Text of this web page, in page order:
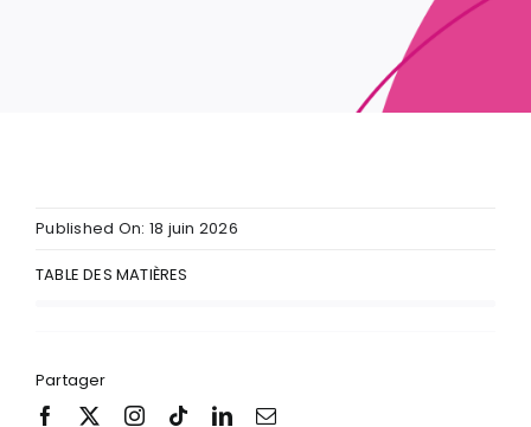
Published On: 18 juin 2026
TABLE DES MATIÈRES
Partager